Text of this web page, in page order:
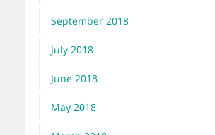
September 2018
July 2018
June 2018
May 2018